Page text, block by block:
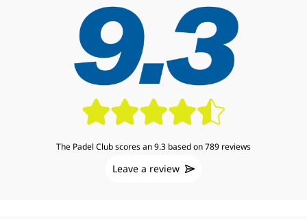
The Padel Club scores an 9.3 based on 789 reviews
Leave a review